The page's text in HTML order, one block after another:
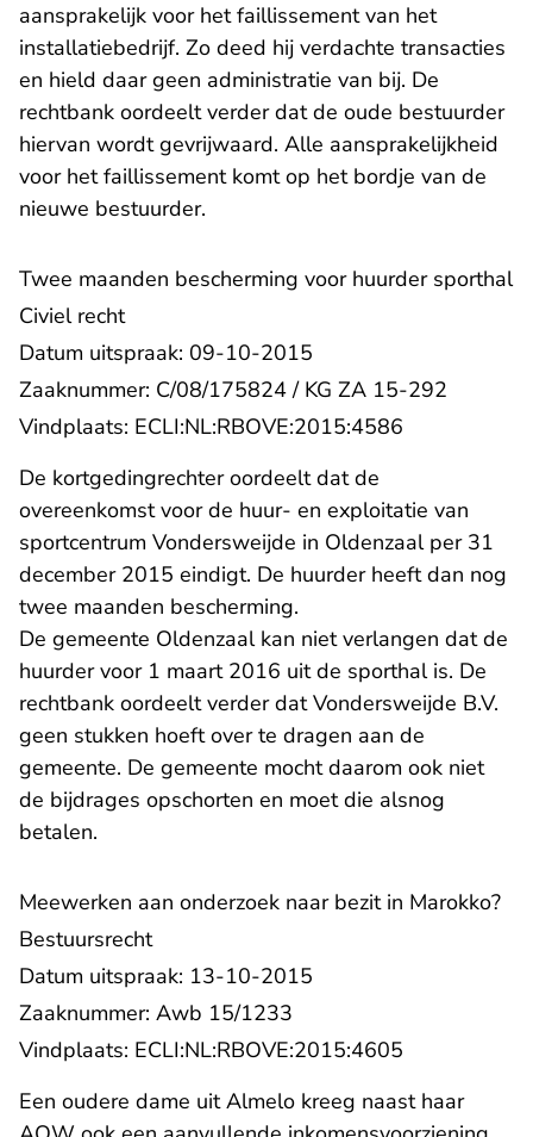
aansprakelijk voor het faillissement van het
installatiebedrijf. Zo deed hij verdachte transacties
en hield daar geen administratie van bij. De
rechtbank oordeelt verder dat de oude bestuurder
hiervan wordt gevrijwaard. Alle aansprakelijkheid
voor het faillissement komt op het bordje van de
nieuwe bestuurder.
Twee maanden bescherming voor huurder sporthal
Civiel recht
Datum uitspraak: 09-10-2015
Zaaknummer: C/08/175824 / KG ZA 15-292
Vindplaats: ECLI:NL:RBOVE:2015:4586
De kortgedingrechter oordeelt dat de
overeenkomst voor de huur- en exploitatie van
sportcentrum Vondersweijde in Oldenzaal per 31
december 2015 eindigt. De huurder heeft dan nog
twee maanden bescherming.
De gemeente Oldenzaal kan niet verlangen dat de
huurder voor 1 maart 2016 uit de sporthal is. De
rechtbank oordeelt verder dat Vondersweijde B.V.
geen stukken hoeft over te dragen aan de
gemeente. De gemeente mocht daarom ook niet
de bijdrages opschorten en moet die alsnog
betalen.
Meewerken aan onderzoek naar bezit in Marokko?
Bestuursrecht
Datum uitspraak: 13-10-2015
Zaaknummer: Awb 15/1233
Vindplaats: ECLI:NL:RBOVE:2015:4605
Een oudere dame uit Almelo kreeg naast haar